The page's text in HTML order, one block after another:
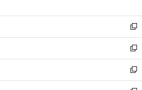
開
く
ウ
で
開
く
ン
ド
ウ
で
開
く
新
し
い
ウ
ィ
ン
新
し
い
ウ
新
し